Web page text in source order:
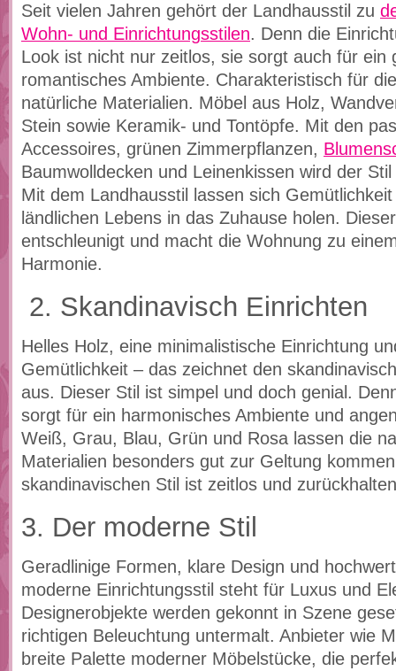
Seit vielen Jahren gehört der Landhausstil zu
Wohn- und Einrichtungsstilen. Denn die
Look ist nicht nur zeitlos, sie sorgt auch für ein
romantisches Ambiente. Charakteristisch für
natürliche Materialien. Möbel aus Holz,
Stein sowie Keramik- und Tontöpfe. Mit den
Accessoires, grünen Zimmerpflanzen,
Baumwolldecken und Leinenkissen wird der
Mit dem Landhausstil lassen sich
ländlichen Lebens in das Zuhause holen.
entschleunigt und macht die Wohnung zu
Harmonie.
2. Skandinavisch Einrichten
Helles Holz, eine minimalistische Einrichtung
Gemütlichkeit – das zeichnet den
aus. Dieser Stil ist simpel und doch genial.
sorgt für ein harmonisches Ambiente und
Weiß, Grau, Blau, Grün und Rosa lassen die
Materialien besonders gut zur Geltung
skandinavischen Stil ist zeitlos und
3. Der moderne Stil
Geradlinige Formen, klare Design und
moderne Einrichtungsstil steht für Luxus und
Designerobjekte werden gekonnt in Szene
richtigen Beleuchtung untermalt. Anbieter wie
breite Palette moderner Möbelstücke, die